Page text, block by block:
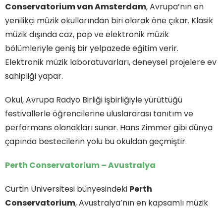
Conservatorium van Amsterdam, Avrupa’nın en
yenilikçi müzik okullarından biri olarak öne çıkar. Klasik
müzik dışında caz, pop ve elektronik müzik
bölümleriyle geniş bir yelpazede eğitim verir.
Elektronik müzik laboratuvarları, deneysel projelere ev
sahipliği yapar.
Okul, Avrupa Radyo Birliği işbirliğiyle yürüttüğü
festivallerle öğrencilerine uluslararası tanıtım ve
performans olanakları sunar. Hans Zimmer gibi dünya
çapında bestecilerin yolu bu okuldan geçmiştir.
Perth Conservatorium – Avustralya
Curtin Üniversitesi bünyesindeki Perth
Conservatorium, Avustralya’nın en kapsamlı müzik